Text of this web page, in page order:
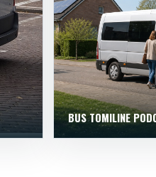
BUS TOMILINE